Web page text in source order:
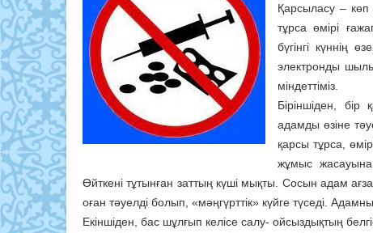
Қарсыласу –
тұрса өмірі
бүгінгі күннің
электронды
міндеттіміз.
Біріншіден,
адамды өзіне
қарсы тұрса,
жұмыс жасауына
Өйткені тұтынған заттың күші мықты. Сосын адам
оған тәуелді болып, «мәңгүрттік» күйге түседі.
Екіншіден, бас шұлғып келісе салу- ойсыздықтың